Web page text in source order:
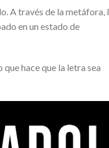
A través de la metáfora,
en un estado de
hace que la letra sea